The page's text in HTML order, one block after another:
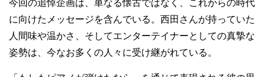
今回の追悼企画は、単なる懐古ではなく、これからの時代
に向けたメッセージを含んでいる。西田さんが持っていた
人間味や温かさ、そしてエンターテイナーとしての真摯な
姿勢は、今なお多くの人々に受け継がれている。